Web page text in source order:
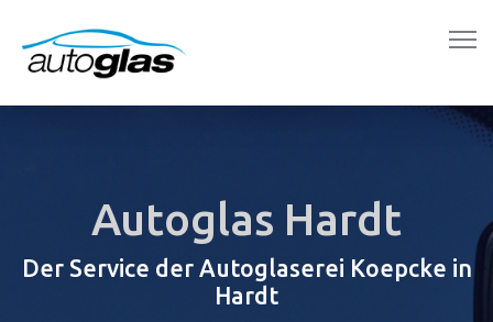
Autoglas Hardt
Der Service der Autoglaserei Koepcke in
Hardt